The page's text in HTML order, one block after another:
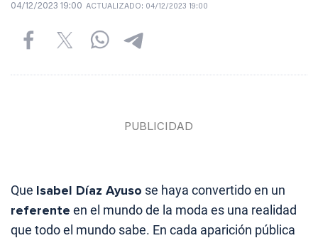
04/12/2023 19:00 ACTUALIZADO: 04/12/2023 19:00
Que Isabel Díaz Ayuso se haya convertido en un
referente en el mundo de la moda es una realidad
que todo el mundo sabe. En cada aparición pública